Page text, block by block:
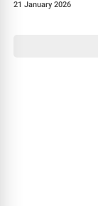
21 January 2026